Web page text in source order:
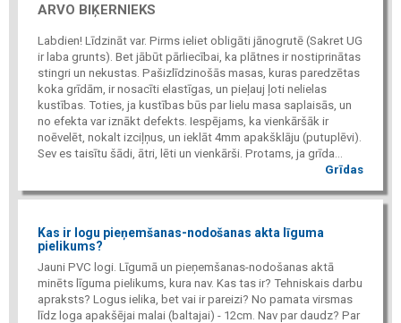
ARVO BIĶERNIEKS
Labdien! Līdzināt var. Pirms ieliet obligāti jānogrutē (Sakret UG
ir laba grunts). Bet jābūt pārliecībai, ka plātnes ir nostiprinātas
stingri un nekustas. Pašizlīdzinošās masas, kuras paredzētas
koka grīdām, ir nosacīti elastīgas, un pieļauj ļoti nelielas
kustības. Toties, ja kustības būs par lielu masa saplaisās, un
no efekta var iznākt defekts. Iespējams, ka vienkāršāk ir
noēvelēt, nokalt izciļņus, un ieklāt 4mm apakšklāju (putuplēvi).
Sev es taisītu šādi, ātri, lēti un vienkārši. Protams, ja grīda...
Grīdas
Kas ir logu pieņemšanas-nodošanas akta līguma
pielikums?
Jauni PVC logi. Līgumā un pieņemšanas-nodošanas aktā
minēts līguma pielikums, kura nav. Kas tas ir? Tehniskais darbu
apraksts? Logus ielika, bet vai ir pareizi? No pamata virsmas
līdz loga apakšējai malai (baltajai) - 12cm. Nav par daudz? Par